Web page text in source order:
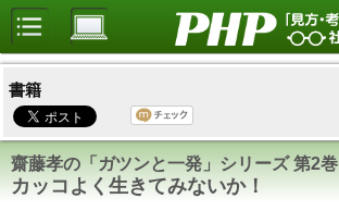
書籍
齋藤孝の「ガツンと一発」シリーズ 第2巻
カッコよく生きてみないか！